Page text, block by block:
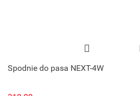
Spodnie do pasa NEXT-4W